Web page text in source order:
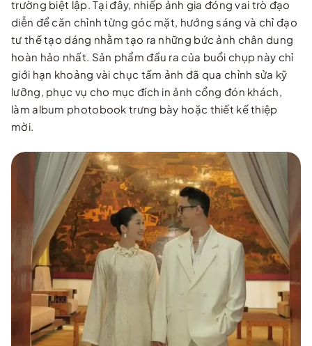
trường biệt lập. Tại đây, nhiếp ảnh gia đóng vai trò đạo
diễn để căn chỉnh từng góc mặt, hướng sáng và chỉ đạo
tư thế tạo dáng nhằm tạo ra những bức ảnh chân dung
hoàn hảo nhất. Sản phẩm đầu ra của buổi chụp này chỉ
giới hạn khoảng vài chục tấm ảnh đã qua chỉnh sửa kỹ
lưỡng, phục vụ cho mục đích in ảnh cổng đón khách,
làm album photobook trưng bày hoặc thiết kế thiệp
mời.